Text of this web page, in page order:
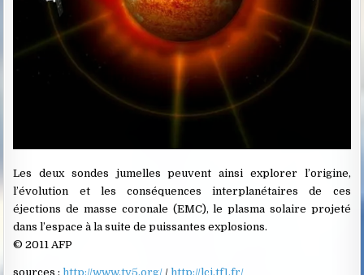
Les deux sondes jumelles peuvent ainsi explorer l’origine,
l’évolution et les conséquences interplanétaires de ces
éjections de masse coronale (EMC), le plasma solaire projeté
dans l’espace à la suite de puissantes explosions.
© 2011 AFP
sources :http://www.tv5.org/ /http://lci.tf1.fr/